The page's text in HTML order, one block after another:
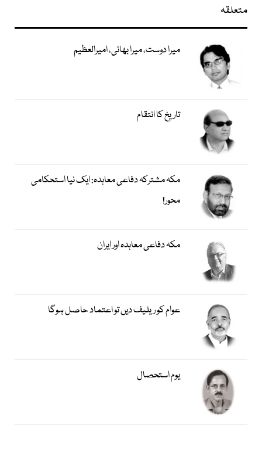
متعلقہ
میرا دوست، میرا بھائی، امیرالعظیم
تاریخ کا انتقام
مکہ مشترکہ دفاعی معاہدہ: ایک نیا استحکامی
محور!
مکہ دفاعی معاہدہ اور ایران
عوام کو ریلیف دیں تو اعتماد حاصل ہوگا
یوم استحصال